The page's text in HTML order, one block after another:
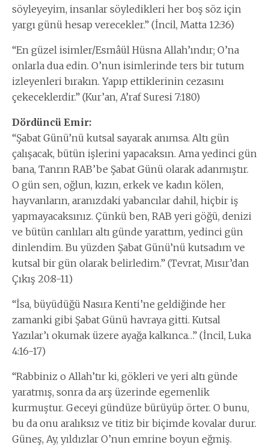
söyleyeyim, insanlar söyledikleri her boş söz için
yargı günü hesap verecekler.” (İncil, Matta 12:36)
“En güzel isimler/Esmâül Hüsna Allah’ındır; O’na
onlarla dua edin. O’nun isimlerinde ters bir tutum
izleyenleri bırakın. Yapıp ettiklerinin cezasını
çekeceklerdir.” (Kur’an, A’raf Suresi 7:180)
Dördüncü Emir:
“Şabat Günü’nü kutsal sayarak anımsa. Altı gün
çalışacak, bütün işlerini yapacaksın. Ama yedinci gün
bana, Tanrın RAB’be Şabat Günü olarak adanmıştır.
O gün sen, oğlun, kızın, erkek ve kadın kölen,
hayvanların, aranızdaki yabancılar dahil, hiçbir iş
yapmayacaksınız. Çünkü ben, RAB yeri göğü, denizi
ve bütün canlıları altı günde yarattım, yedinci gün
dinlendim. Bu yüzden Şabat Günü’nü kutsadım ve
kutsal bir gün olarak belirledim.” (Tevrat, Mısır’dan
Çıkış 20:8-11)
“İsa, büyüdüğü Nasıra Kenti’ne geldiğinde her
zamanki gibi Şabat Günü havraya gitti. Kutsal
Yazılar’ı okumak üzere ayağa kalkınca…” (İncil, Luka
4:16-17)
“Rabbiniz o Allah’tır ki, gökleri ve yeri altı günde
yaratmış, sonra da arş üzerinde egemenlik
kurmuştur. Geceyi gündüze bürüyüp örter. O bunu,
bu da onu aralıksız ve titiz bir biçimde kovalar durur.
Güneş, Ay, yıldızlar O’nun emrine boyun eğmiş.